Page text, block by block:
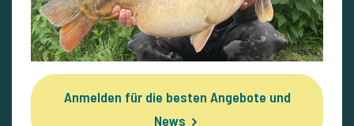
Anmelden für die besten Angebote und
News